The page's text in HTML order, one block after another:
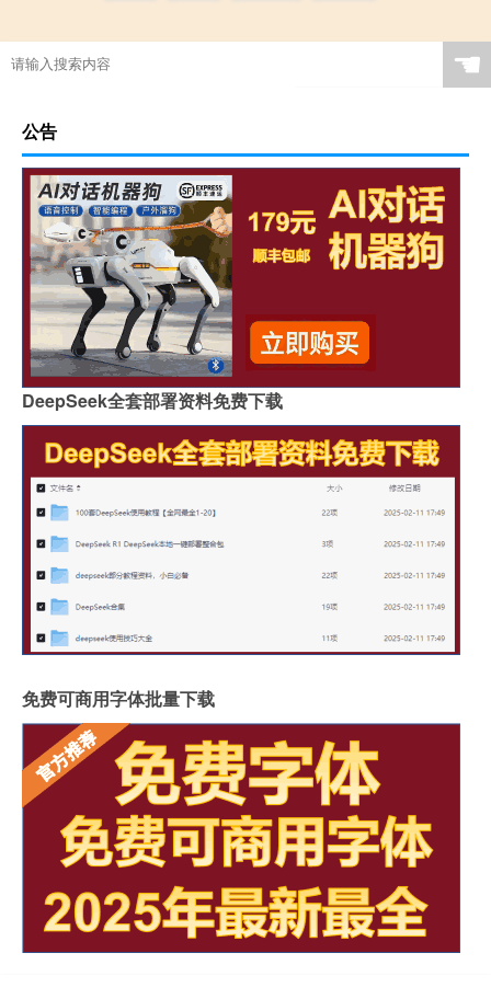
☚
公告
DeepSeek全套部署资料免费下载
免费可商用字体批量下载